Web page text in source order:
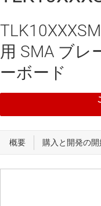
用 SMA ブレ
ーボード